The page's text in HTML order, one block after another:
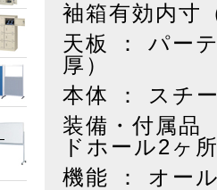
袖箱有効内寸
天板 ： パー
厚）
本体 ： スチ
装備・付属品
ドホール2ヶ
機能 ： オー